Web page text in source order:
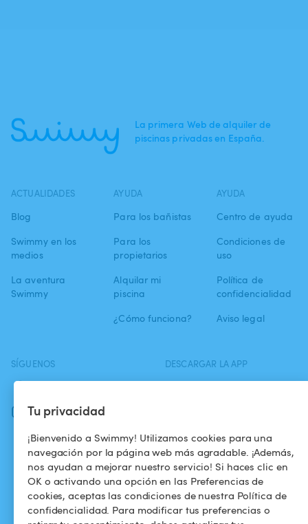
Tu privacidad
¡Bienvenido a Swimmy! Utilizamos cookies para una
navegación por la página web más agradable. ¡Además,
nos ayudan a mejorar nuestro servicio! Si haces clic en
OK o activando una opción en las Preferencias de
cookies, aceptas las condiciones de nuestra Política de
confidencialidad. Para modificar tus preferencias o
La primera Web de alquiler de
piscinas privadas en España.
ACTUALIDADES
Blog
Swimmy en los
medios
La aventura
Swimmy
AYUDA
Para los bañistas
Para los
propietarios
Alquilar mi
piscina
¿Cómo funciona?
AYUDA
Centro de ayuda
Condiciones de
uso
Política de
confidencialidad
Aviso legal
SÍGUENOS
Instagram
DESCARGAR LA APP